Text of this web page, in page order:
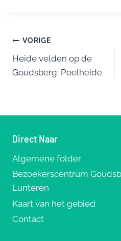
b
o
o
Bericht
navigatie
VORIGE
Heide velden op de
Goudsberg: Poelheide
Direct Naar
Algemene folder
Bezoekerscentrum
Lunteren
Kaart van het gebied
Contact